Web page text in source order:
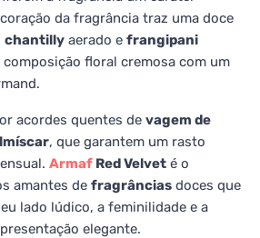
da fragrância traz uma doce
chantilly aerado e frangipani
floral cremosa com um
acordes quentes de vagem de
, que garantem um rasto
Armaf Red Velvet é o
amantes de fragrâncias doces que
lado lúdico, a feminilidade e a
elegante.